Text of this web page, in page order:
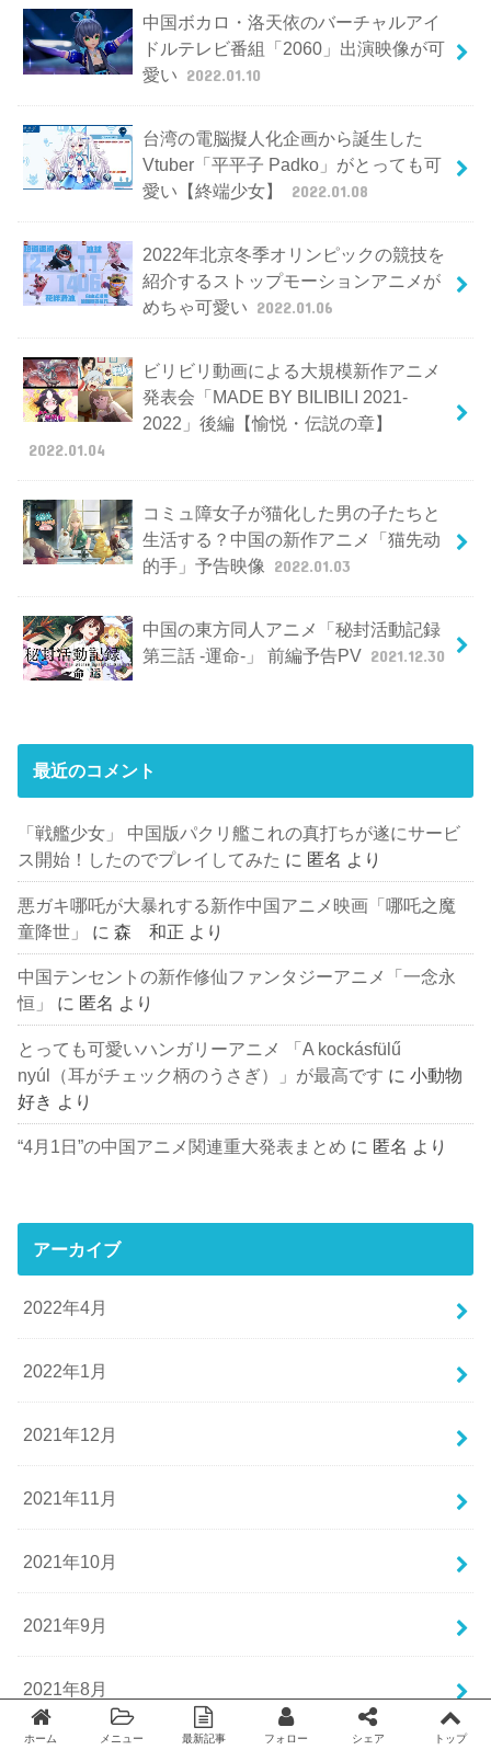
中国ボカロ・洛天依のバーチャルアイ
ドルテレビ番組「2060」出演映像が可
愛い 2022.01.10
台湾の電脳擬人化企画から誕生した
Vtuber「平平子 Padko」がとっても可
愛い【終端少女】
2022.01.08
2022年北京冬季オリンピックの競技を
紹介するストップモーションアニメが
めちゃ可愛い 2022.01.06
ビリビリ動画による大規模新作アニメ
発表会「MADE BY BILIBILI 2021-
2022」後編【愉悦・伝説の章】
2022.01.04
コミュ障女子が猫化した男の子たちと
生活する？中国の新作アニメ「猫先动
的手」予告映像
2022.01.03
中国の東方同人アニメ「秘封活動記録
第三話 -運命-」 前編予告PV 2021.12.30
最近のコメント
「戦艦少女」 中国版パクリ艦これの真打ちが遂にサービ
ス開始！したのでプレイしてみた に 匿名 より
悪ガキ哪吒が大暴れする新作中国アニメ映画「哪吒之魔
童降世」
に森 和正 より
中国テンセントの新作修仙ファンタジーアニメ「一念永
恒」
に 匿名 より
とっても可愛いハンガリーアニメ 「A kockásfülű
nyúl（耳がチェック柄のうさぎ）」が最高です に小動物
好き
より
“4月1日”の中国アニメ関連重大発表まとめ に 匿名 より
アーカイブ
2022年4月
2022年1月
2021年12月
2021年11月
2021年10月
2021年9月
2021年8月
ホーム メニュー 最新記事 フォロー シェア トップ
Twitter facebook